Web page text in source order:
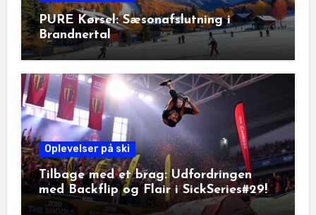
PURE Kørsel: Sæsonafslutning i
Brandnertal
Oplevelser på ski
Tilbage med et brag: Udfordringen
med Backflip og Flair i SickSeries#29!